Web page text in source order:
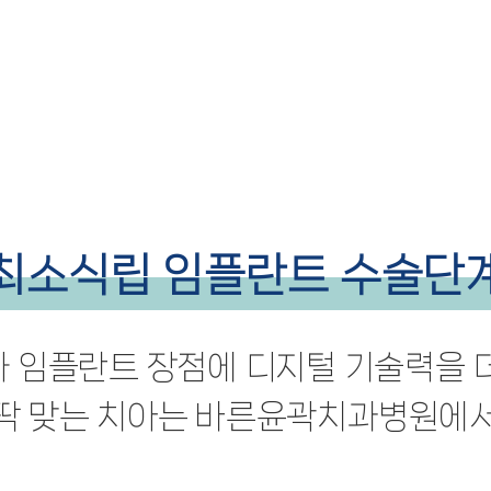
소식립 임플란트 수술단
임플란트 장점에 디지털 기술력을
맞는 치아는 바른윤곽치과병원에